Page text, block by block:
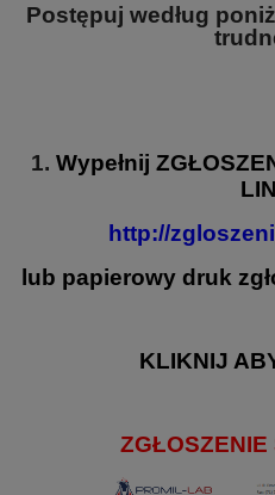
Postępuj według
1. Wypełnij
http://
lub papierowy druk
KLIKNIJ
ZGŁOSZENIE